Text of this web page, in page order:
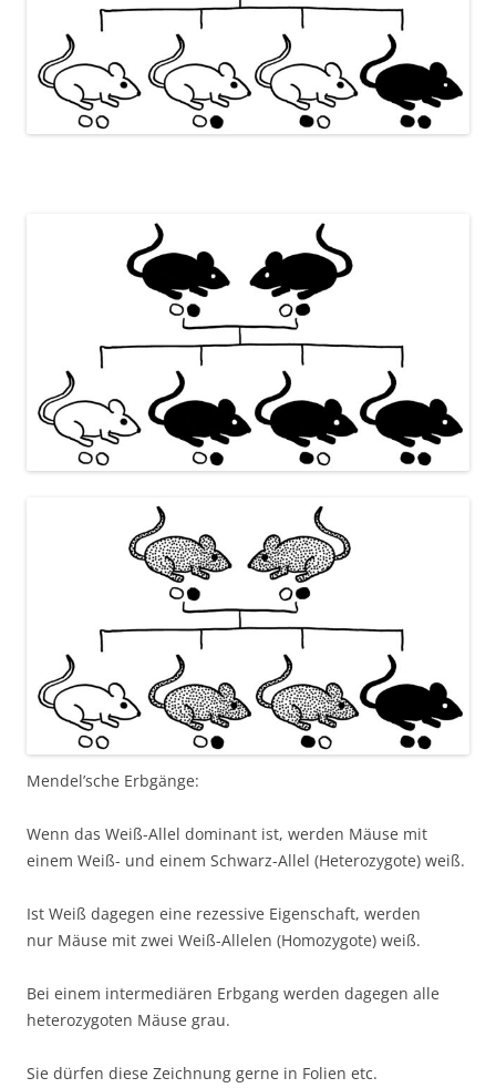
Mendel’sche Erbgänge:
Wenn das Weiß-Allel dominant ist, werden Mäuse mit
einem Weiß- und einem Schwarz-Allel (Heterozygote) weiß.
Ist Weiß dagegen eine rezessive Eigenschaft, werden
nur Mäuse mit zwei Weiß-Allelen (Homozygote) weiß.
Bei einem intermediären Erbgang werden dagegen alle
heterozygoten Mäuse grau.
Sie dürfen diese Zeichnung gerne in Folien etc.